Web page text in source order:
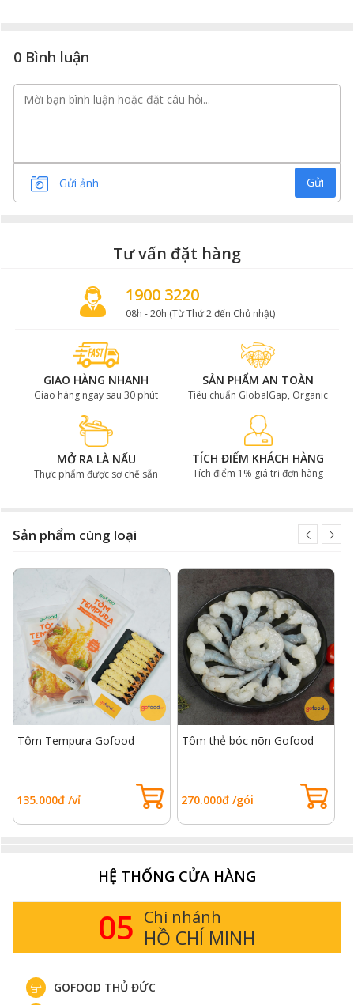
0 Bình luận
Gửi ảnh Gửi
Tư vấn đặt hàng
1900 3220
08h - 20h (Từ Thứ 2 đến Chủ nhật)
GIAO HÀNG NHANH
Giao hàng ngay sau 30 phút
SẢN PHẨM AN TOÀN
Tiêu chuẩn GlobalGap, Organic
MỞ RA LÀ NẤU
Thực phẩm được sơ chế sẵn
TÍCH ĐIỂM KHÁCH HÀNG
Tích điểm 1% giá trị đơn hàng
Sản phẩm cùng loại
Tôm Tempura Gofood
135.000đ /vỉ
Tôm thẻ bóc nõn Gofood
270.000đ /gói
HỆ THỐNG CỬA HÀNG
05 Chi nhánh
HỒ CHÍ MINH
GOFOOD THỦ ĐỨC